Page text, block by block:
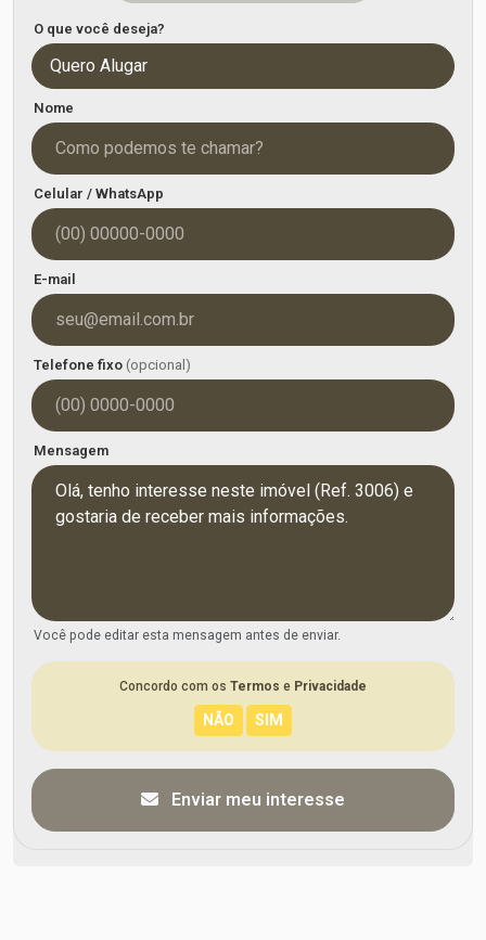
O que você deseja?
Quero Alugar
Nome
Celular / WhatsApp
E-mail
Telefone fixo (opcional)
Mensagem
Você pode editar esta mensagem antes de enviar.
Concordo com os Termos e Privacidade
Enviar meu interesse